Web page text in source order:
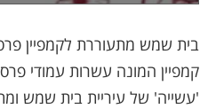
בית שמש מתעוררת לקמפיין
'עשייה' של עיריית בית שמש